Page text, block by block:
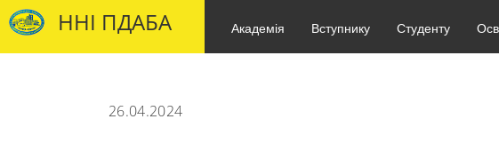
ННІ ПДАБА Академія Вступнику Студенту
26.04.2024